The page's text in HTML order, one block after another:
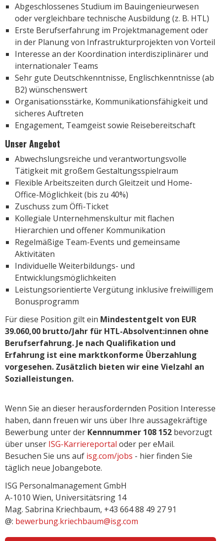
Abgeschlossenes Studium im Bauingenieurwesen
oder vergleichbare technische Ausbildung (z. B. HTL)
Erste Berufserfahrung im Projektmanagement oder
in der Planung von Infrastrukturprojekten von Vorteil
Interesse an der Koordination interdisziplinärer und
internationaler Teams
Sehr gute Deutschkenntnisse, Englischkenntnisse (ab
B2) wünschenswert
Organisationsstärke, Kommunikationsfähigkeit und
sicheres Auftreten
Engagement, Teamgeist sowie Reisebereitschaft
Unser Angebot
Abwechslungsreiche und verantwortungsvolle
Tätigkeit mit großem Gestaltungsspielraum
Flexible Arbeitszeiten durch Gleitzeit und Home-
Office-Möglichkeit (bis zu 40%)
Zuschuss zum Öffi-Ticket
Kollegiale Unternehmenskultur mit flachen
Hierarchien und offener Kommunikation
Regelmäßige Team-Events und gemeinsame
Aktivitäten
Individuelle Weiterbildungs- und
Entwicklungsmöglichkeiten
Leistungsorientierte Vergütung inklusive freiwilligem
Bonusprogramm
Für diese Position gilt ein Mindestentgelt von EUR
39.060,00 brutto/Jahr für HTL-Absolvent:innen ohne
Berufserfahrung. Je nach Qualifikation und
Erfahrung ist eine marktkonforme Überzahlung
vorgesehen. Zusätzlich bieten wir eine Vielzahl an
Sozialleistungen.
Wenn Sie an dieser herausfordernden Position Interesse
haben, dann freuen wir uns über Ihre aussagekräftige
Bewerbung unter der Kennnummer 108 152 bevorzugt
über unser ISG-Karriereportal oder per eMail.
Besuchen Sie uns auf isg.com/jobs - hier finden Sie
täglich neue Jobangebote.
ISG Personalmanagement GmbH
A-1010 Wien, Universitätsring 14
Mag. Sabrina Kriechbaum, +43 664 88 49 27 91
@: bewerbung.kriechbaum@isg.com